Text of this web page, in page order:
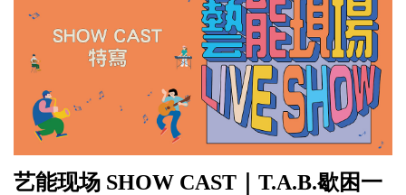
艺能现场 SHOW CAST｜T.A.B.歇困一